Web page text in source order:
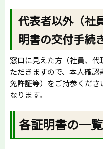
代表者以外（社
明書の交付手続
窓口に見えた方（社員、
ただきますので、本人確
免許証等）をご持参くださ
なります。
各証明書の一覧